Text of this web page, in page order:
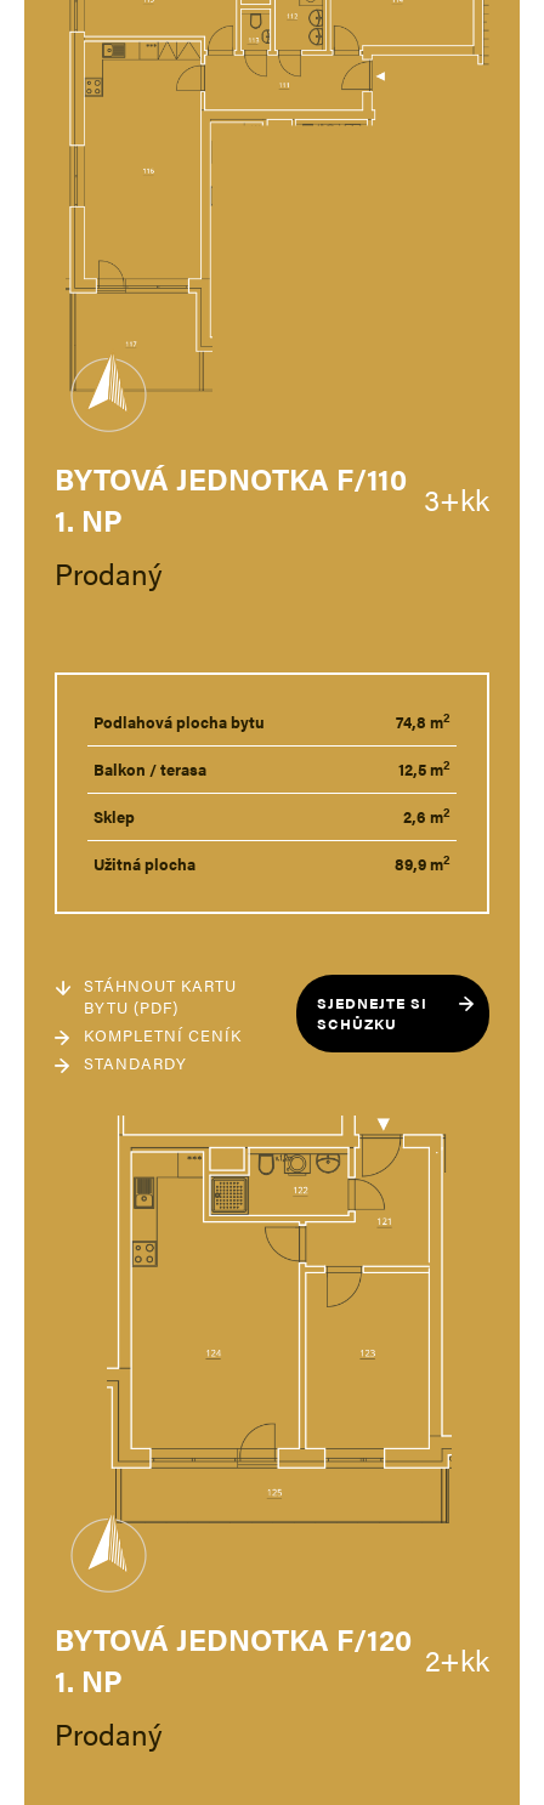
BYTOVÁ JEDNOTKA F/110
1. NP
3+kk
Prodaný
Podlahová plocha bytu 74,8 m2
Balkon / terasa 12,5 m2
Sklep 2,6 m2
Užitná plocha 89,9 m2
STÁHNOUT KARTU
BYTU (PDF)
KOMPLETNÍ CENÍK
STANDARDY
SJEDNEJTE SI
SCHŮZKU
BYTOVÁ JEDNOTKA F/120
1. NP
2+kk
Prodaný